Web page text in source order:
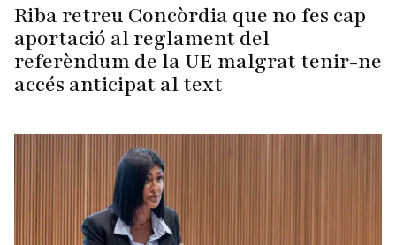
Riba retreu Concòrdia que no fes cap
aportació al reglament del
referèndum de la UE malgrat tenir-ne
accés anticipat al text